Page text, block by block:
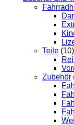
Teile (10)
Zubehör